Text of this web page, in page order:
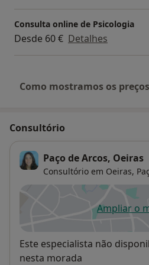
Consulta online de Psicologia
Desde 60 € Detalhes
Como mostramos os
Consultório
Paço de Arcos, Oeiras
Consultório em Oeiras,
Ampliar o
Disponibilidade
Este especialista não
nesta morada